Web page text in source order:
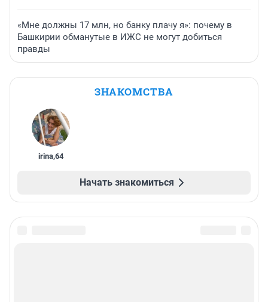
«Мне должны 17 млн, но банку плачу я»: почему в
Башкирии обманутые в ИЖС не могут добиться
правды
ЗНАКОМСТВА
irina,64
Начать знакомиться